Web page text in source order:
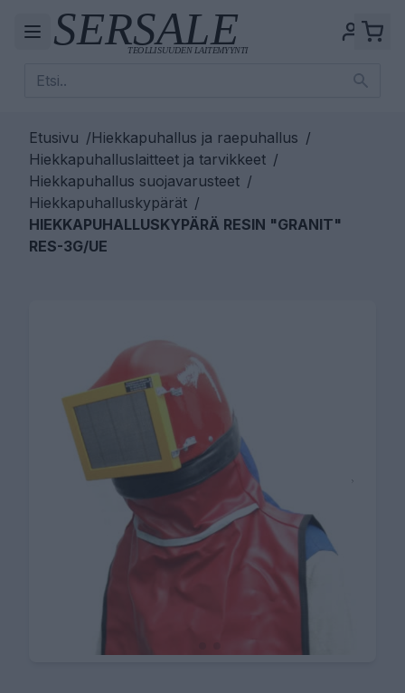
Etusivu /Hiekkapuhallus ja raepuhallus /
Hiekkapuhalluslaitteet ja tarvikkeet /
Hiekkapuhallus suojavarusteet /
Hiekkapuhalluskypärät /
HIEKKAPUHALLUSKYPÄRÄ RESIN "GRANIT"
RES-3G/UE